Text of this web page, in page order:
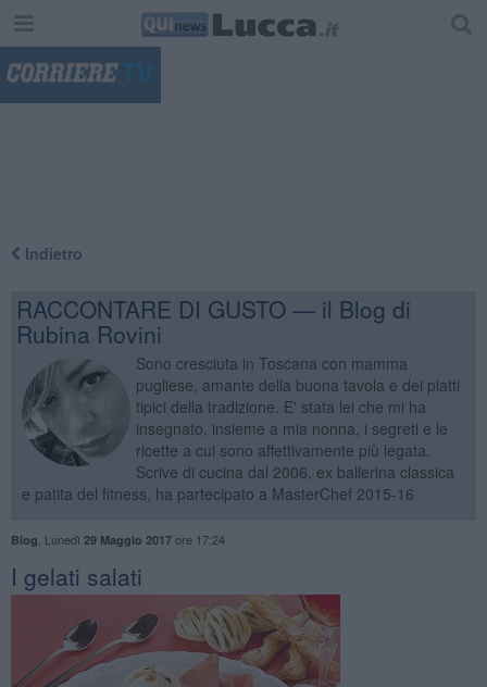
Indietro
RACCONTARE DI GUSTO — il Blog di
Rubina Rovini
Sono cresciuta in Toscana con mamma
pugliese, amante della buona tavola e dei piatti
tipici della tradizione. E' stata lei che mi ha
insegnato, insieme a mia nonna, i segreti e le
ricette a cui sono affettivamente più legata.
Scrive di cucina dal 2006, ex ballerina classica
e patita del fitness, ha partecipato a MasterChef 2015-16
Blog Lunedì 29 Maggio 2017ore 17:24
I gelati salati